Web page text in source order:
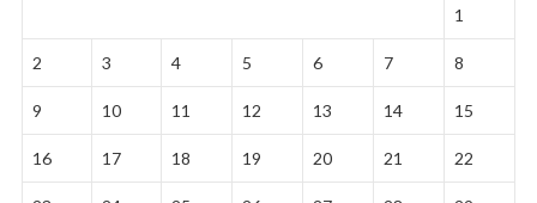
1
2 3 4 5 6 7 8
9 10 11 12 13 14 15
16 17 18 19 20 21 22